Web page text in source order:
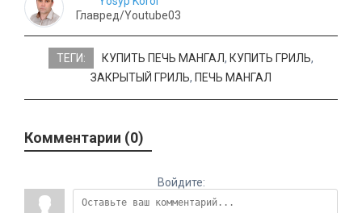
Главред/Youtube03
ТЕГИ: КУПИТЬ ПЕЧЬ МАНГАЛ, КУПИТЬ ГРИЛЬ,
ЗАКРЫТЫЙ ГРИЛЬ, ПЕЧЬ МАНГАЛ
Комментарии (0)
Войдите: